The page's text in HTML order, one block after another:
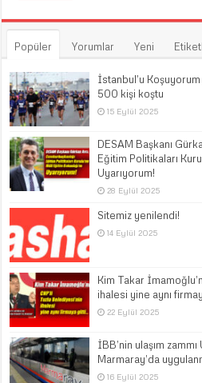
Popüler Yorumlar Yeni
İstanbul’u Koşuyorum
500 kişi koştu
15 Eylül 2025
DESAM Başkanı
Eğitim Politikaları
Uyarıyorum!
28 Eylül 2025
Sitemiz yenilendi!
14 Eylül 2025
Kim Takar
ihalesi yine aynı
22 Eylül 2025
İBB’nin ulaşım
Marmaray’da
16 Eylül 2025